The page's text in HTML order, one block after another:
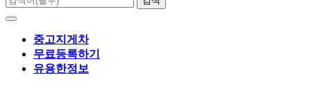
중고지게차
무료등록하기
유용한정보